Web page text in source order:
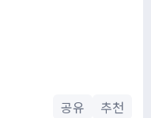
공유 추천